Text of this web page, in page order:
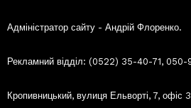
Адміністратор сайту - Андрій Флоренко.
Рекламний відділ: (0522) 35-40-71, 050-
Кропивницький, вулиця Ельворті, 7, офіс